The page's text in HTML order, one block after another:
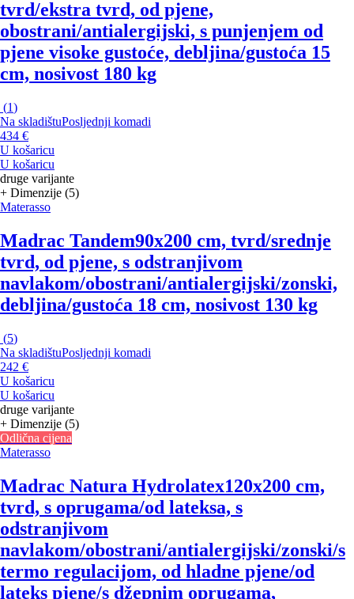
tvrd/ekstra tvrd, od pjene,
obostrani/antialergijski, s punjenjem od
pjene visoke gustoće, debljina/gustoća 15
cm, nosivost 180 kg
(1)
Na skladištuPosljednji komadi
434 €
U košaricu
U košaricu
druge varijante
+ Dimenzije (5)
Materasso
Madrac Tandem90x200 cm, tvrd/srednje
tvrd, od pjene, s odstranjivom
navlakom/obostrani/antialergijski/zonski,
debljina/gustoća 18 cm, nosivost 130 kg
(5)
Na skladištuPosljednji komadi
242 €
U košaricu
U košaricu
druge varijante
+ Dimenzije (5)
Odlična cijena
Materasso
Madrac Natura Hydrolatex120x200 cm,
tvrd, s oprugama/od lateksa, s
odstranjivom
navlakom/obostrani/antialergijski/zonski/s
termo regulacijom, od hladne pjene/od
lateks pjene/s džepnim oprugama,